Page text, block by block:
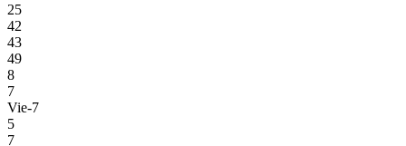
25
42
43
49
8
7
Vie-7
5
7